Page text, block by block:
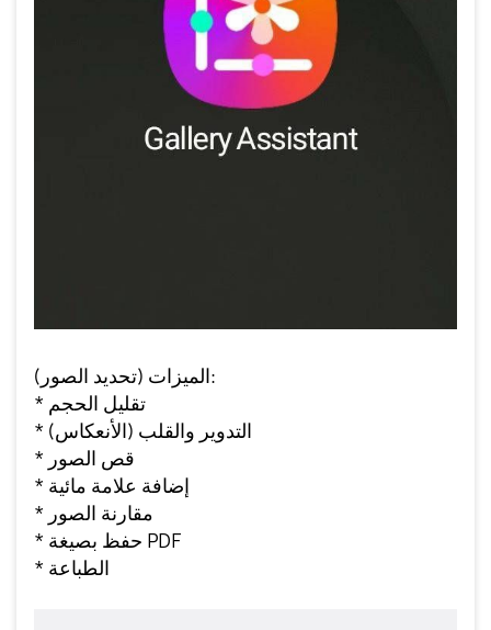
الميزات (تحديد الصور):
* تقليل الحجم
* التدوير والقلب (الأنعكاس)
* قص الصور
* إضافة علامة مائية
* مقارنة الصور
* حفظ بصيغة PDF
* الطباعة